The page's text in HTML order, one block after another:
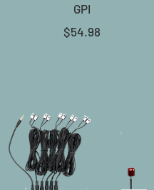
GPI
Preço
$54.98